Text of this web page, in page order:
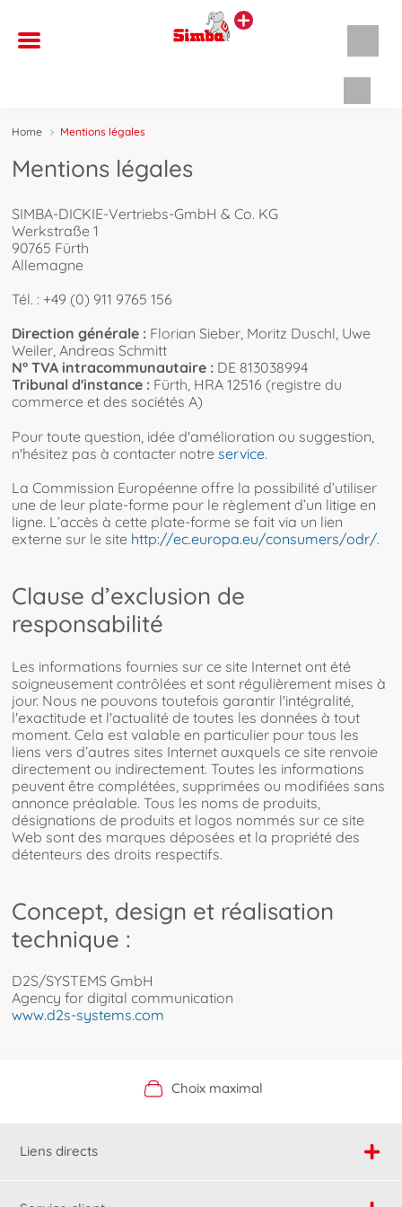
Home Mentions légales
Mentions légales
SIMBA-DICKIE-Vertriebs-GmbH & Co. KG
Werkstraße 1
90765 Fürth
Allemagne
Tél. : +49 (0) 911 9765 156
Direction générale : Florian Sieber, Moritz Duschl, Uwe
Weiler, Andreas Schmitt
N° TVA intracommunautaire : DE 813038994
Tribunal d'instance : Fürth, HRA 12516 (registre du
commerce et des sociétés A)
Pour toute question, idée d'amélioration ou suggestion,
n'hésitez pas à contacter notre service.
La Commission Européenne offre la possibilité d’utiliser
une de leur plate-forme pour le règlement d’un litige en
ligne. L’accès à cette plate-forme se fait via un lien
externe sur le site http://ec.europa.eu/consumers/odr/.
Clause d’exclusion de
responsabilité
Les informations fournies sur ce site Internet ont été
soigneusement contrôlées et sont régulièrement mises à
jour. Nous ne pouvons toutefois garantir l'intégralité,
l'exactitude et l'actualité de toutes les données à tout
moment. Cela est valable en particulier pour tous les
liens vers d’autres sites Internet auxquels ce site renvoie
directement ou indirectement. Toutes les informations
peuvent être complétées, supprimées ou modifiées sans
annonce préalable. Tous les noms de produits,
désignations de produits et logos nommés sur ce site
Web sont des marques déposées et la propriété des
détenteurs des droits respectifs.
Concept, design et réalisation
technique :
D2S/SYSTEMS GmbH
Agency for digital communication
www.d2s-systems.com
Boutique officielle du fabricant
Choix maximal
Service personnalisé
Livraison rapide
Liens directs